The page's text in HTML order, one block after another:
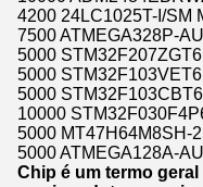
4200 24LC1025T-I/SM
7500 ATMEGA328P-
5000
5000
5000
10000
5000 MT47H64M8SH-
5000 ATMEGA128A-
Chip é um termo